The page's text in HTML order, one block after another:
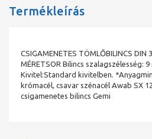
Termékleírás
CSIGAMENETES TÖMLŐBILINCS DIN
MÉRETSOR Bilincs szalagszélesség:
Kivitel:Standard kivitelben.
krómacél, csavar szénacél Awab SX
csigamenetes bilincs Gemi